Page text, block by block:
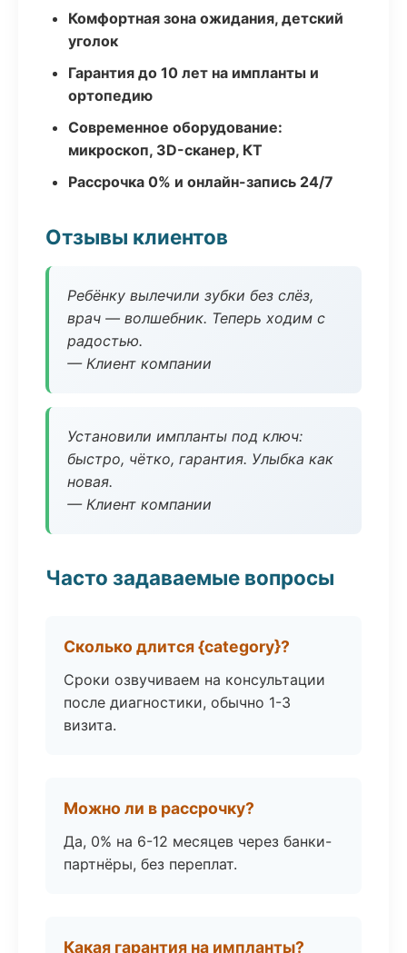
Комфортная зона ожидания, детский
уголок
Гарантия до 10 лет на импланты и
ортопедию
Современное оборудование:
микроскоп, 3D-сканер, КТ
Рассрочка 0% и онлайн-запись 24/7
Отзывы клиентов
Ребёнку вылечили зубки без слёз,
врач — волшебник. Теперь ходим с
радостью.
— Клиент компании
Установили импланты под ключ:
быстро, чётко, гарантия. Улыбка как
новая.
— Клиент компании
Часто задаваемые вопросы
Сколько длится {category}?
Сроки озвучиваем на консультации
после диагностики, обычно 1-3
визита.
Можно ли в рассрочку?
Да, 0% на 6-12 месяцев через банки-
партнёры, без переплат.
Какая гарантия на импланты?